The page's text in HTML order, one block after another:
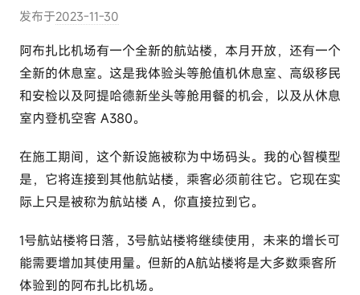
发布于2023-11-30
e
l
u
o
u
r
m
阿布扎比机场有一个全新的航站楼，本月开放，还有一个
全新的休息室。这是我体验头等舱值机休息室、高级移民
和安检以及阿提哈德新坐头等舱用餐的机会，以及从休息
室内登机空客 A380。
在施工期间，这个新设施被称为中场码头。我的心智模型
是，它将连接到其他航站楼，乘客必须前往它。它现在实
际上只是被称为航站楼 A，你直接拉到它。
1号航站楼将日落，3号航站楼将继续使用，未来的增长可
能需要增加其使用量。但新的A航站楼将是大多数乘客所
体验到的阿布扎比机场。